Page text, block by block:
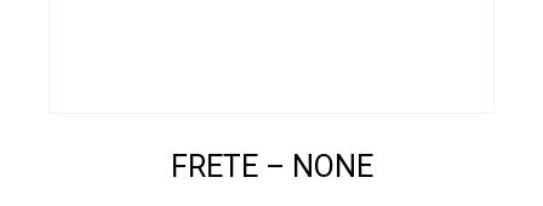
FRETE – NONE